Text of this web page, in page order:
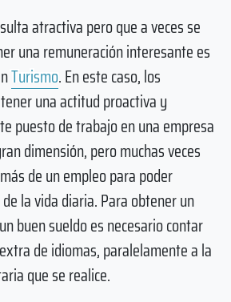
atractiva pero que a veces se
una remuneración interesante es
Turismo. En este caso, los
una actitud proactiva y
puesto de trabajo en una empresa
dimensión, pero muchas veces
de un empleo para poder
la vida diaria. Para obtener un
buen sueldo es necesario contar
de idiomas, paralelamente a la
que se realice.